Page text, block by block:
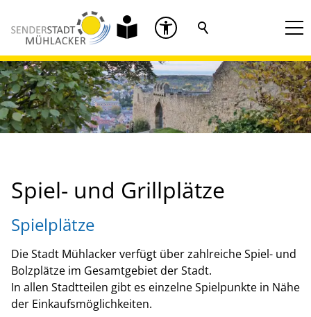
Spiel- und Grillplätze
Spielplätze
Die Stadt Mühlacker verfügt über zahlreiche Spiel- und
Bolzplätze im Gesamtgebiet der Stadt.
In allen Stadtteilen gibt es einzelne Spielpunkte in Nähe
der Einkaufsmöglichkeiten.